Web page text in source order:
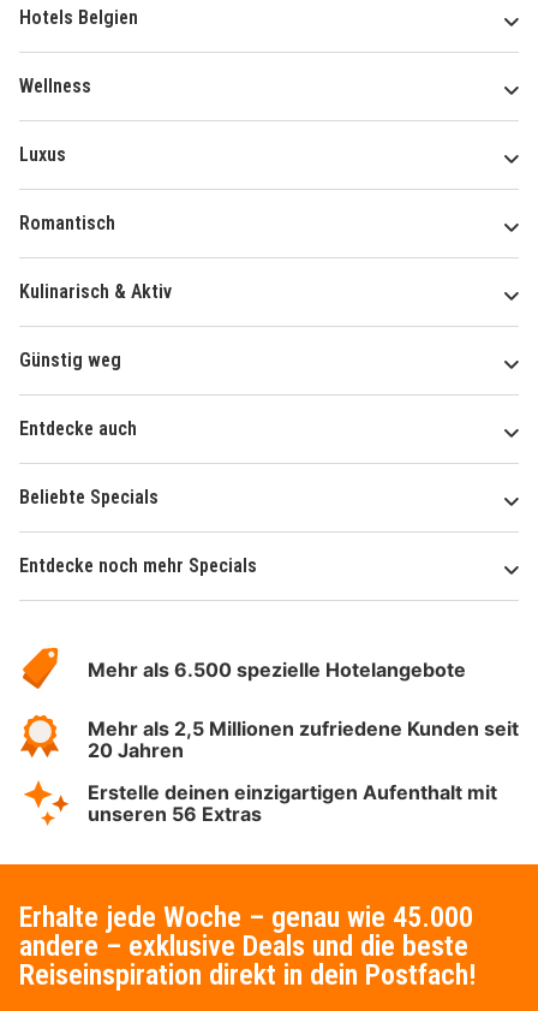
Hotels Belgien
Wellness
Luxus
Romantisch
Kulinarisch & Aktiv
Günstig weg
Entdecke auch
Beliebte Specials
Entdecke noch mehr Specials
Hotelspecials
Mehr als 6.500 spezielle Hotelangebote
Mehr als 2,5 Millionen zufriedene Kunden seit
20 Jahren
Erstelle deinen einzigartigen Aufenthalt mit
unseren 56 Extras
Erhalte jede Woche – genau wie 45.000
andere – exklusive Deals und die beste
Reiseinspiration direkt in dein Postfach!